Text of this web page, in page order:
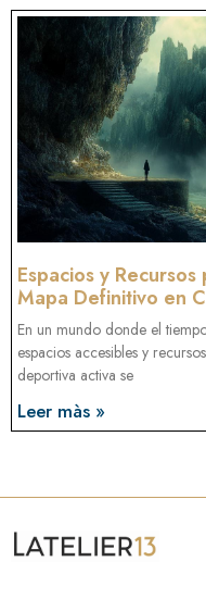
Espacios y
Mapa Definitivo en
En un mundo donde el
espacios accesibles y
deportiva activa se
Leer màs »